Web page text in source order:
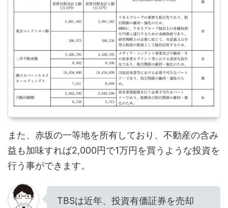
また、赤坂の一等地を所有しており、不動産の含み
益も加味すれば2,000円で1万円を買うような投資を
行う事ができます。
TBSは近年、投資有価証券を売却